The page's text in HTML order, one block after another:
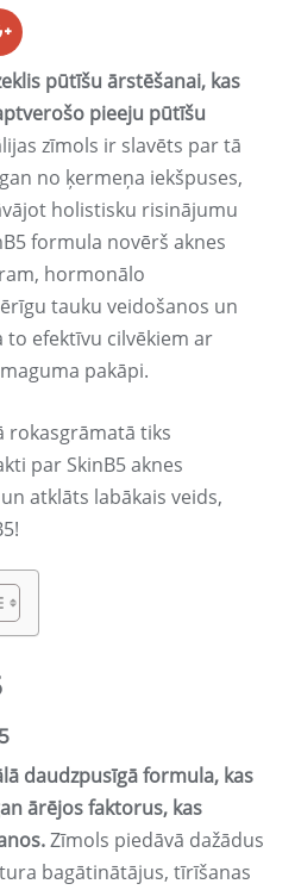
pūtīšu ārstēšanai, kas
pieeju pūtīšu
zīmols ir slavēts par tā
no ķermeņa iekšpuses,
holistisku risinājumu
formula novērš aknes
hormonālo
tauku veidošanos un
to efektīvu cilvēkiem ar
pakāpi.
rokasgrāmatā tiks
par SkinB5 aknes
atklāts labākais veids,
daudzpusīgā formula, kas
ārējos faktorus, kas
Zīmols piedāvā dažādus
bagātinātājus, tīrīšanas